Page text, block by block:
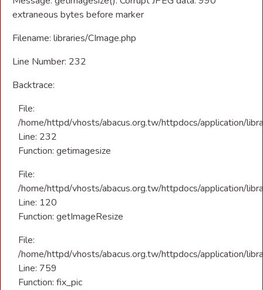
extraneous bytes before marker
Filename: libraries/CImage.php
Line Number: 232
Backtrace:
File:
/home/httpd/vhosts/abacus.org.tw/httpdocs/application/
Line: 232
Function: getimagesize
File:
/home/httpd/vhosts/abacus.org.tw/httpdocs/application/
Line: 120
Function: getImageResize
File:
/home/httpd/vhosts/abacus.org.tw/httpdocs/application/
Line: 759
Function: fix_pic